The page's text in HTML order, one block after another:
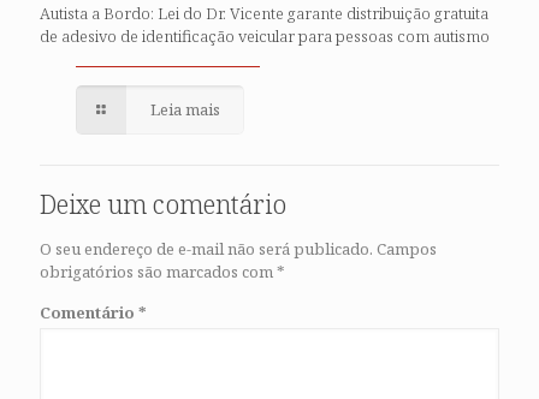
Autista a Bordo: Lei do Dr. Vicente garante distribuição gratuita
de adesivo de identificação veicular para pessoas com autismo
Leia mais
Deixe um comentário
O seu endereço de e-mail não será publicado. Campos
obrigatórios são marcados com*
Comentário *